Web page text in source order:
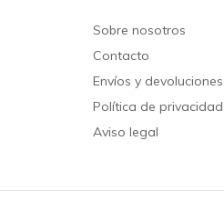
Sobre nosotros
Contacto
Envíos y devoluciones
Política de privacidad
Aviso legal